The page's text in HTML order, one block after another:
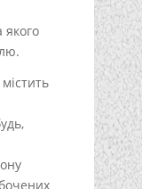
якого